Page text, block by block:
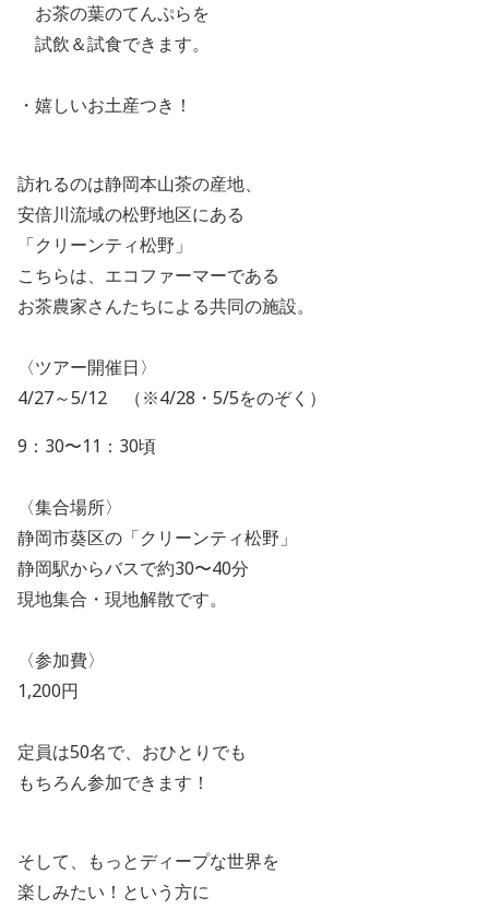
お茶の葉のてんぷらを
試飲＆試食できます。
・嬉しいお土産つき！
訪れるのは静岡本山茶の産地、
安倍川流域の松野地区にある
「クリーンティ松野」
こちらは、エコファーマーである
お茶農家さんたちによる共同の施設。
〈ツアー開催日〉
4/27～5/12 （※4/28・5/5をのぞく）
9：30〜11：30頃
〈集合場所〉
静岡市葵区の「クリーンティ松野」
静岡駅からバスで約30〜40分
現地集合・現地解散です。
〈参加費〉
1,200円
定員は50名で、おひとりでも
もちろん参加できます！
そして、もっとディープな世界を
楽しみたい！という方に